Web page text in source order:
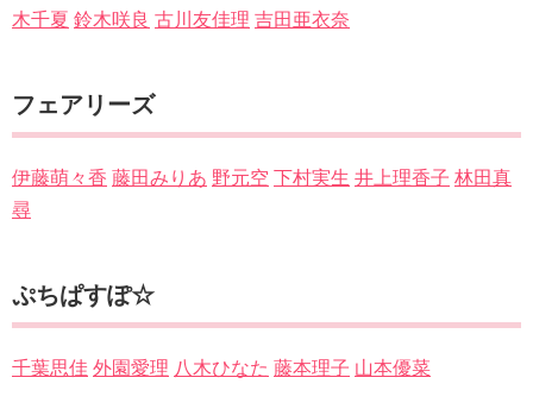
木千夏 鈴木咲良 古川友佳理 吉田亜衣奈
フェアリーズ
伊藤萌々香 藤田みりあ 野元空 下村実生 井上理香子 林田真
尋
ぷちぱすぽ☆
千葉思佳 外園愛理 八木ひなた 藤本理子 山本優菜